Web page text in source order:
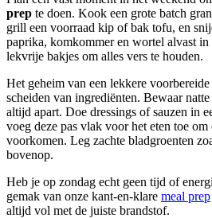
prep te doen. Kook een grote batch
grill een voorraad kip of bak tofu, en
paprika, komkommer en wortel alvast in
lekvrije bakjes om alles vers te houden.
Het geheim van een lekkere
scheiden van ingrediënten. Bewaar
altijd apart. Doe dressings of sauzen in
voeg deze pas vlak voor het eten toe om
voorkomen. Leg zachte bladgroenten
bovenop.
Heb je op zondag echt geen tijd of
gemak van onze kant-en-klare meal prep
altijd vol met de juiste brandstof.